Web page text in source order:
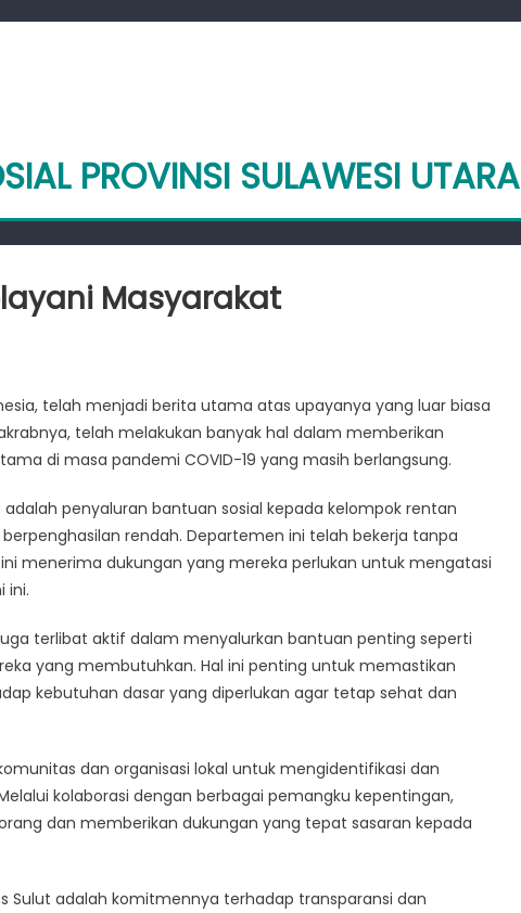
PROVINSI SULAWESI UTARA
Masyarakat
telah menjadi berita utama atas upayanya yang luar biasa
telah melakukan banyak hal dalam memberikan
di masa pandemi COVID-19 yang masih berlangsung.
penyaluran bantuan sosial kepada kelompok rentan
rendah. Departemen ini telah bekerja tanpa
menerima dukungan yang mereka perlukan untuk mengatasi
ini.
terlibat aktif dalam menyalurkan bantuan penting seperti
yang membutuhkan. Hal ini penting untuk memastikan
kebutuhan dasar yang diperlukan agar tetap sehat dan
dan organisasi lokal untuk mengidentifikasi dan
kolaborasi dengan berbagai pemangku kepentingan,
dan memberikan dukungan yang tepat sasaran kepada
Sulut adalah komitmennya terhadap transparansi dan